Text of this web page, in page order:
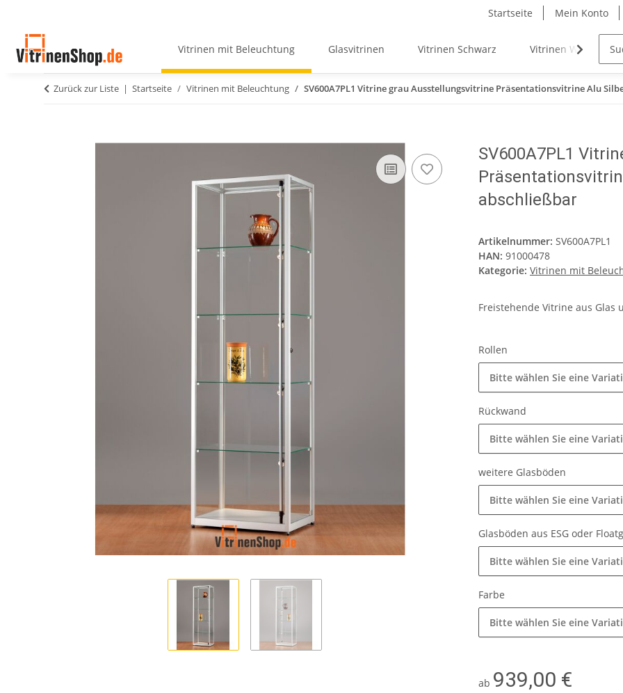
Startseite Mein Konto
Vitrinen mit Beleuchtung Glasvitrinen Vitrinen Schwarz Vitrinen Weiß
Zurück zur Liste Startseite Vitrinen mit Beleuchtung SV600A7PL1 Vitrine grau Ausstellungsvitrine Präsentationsvitrine Alu
SV600A7PL1
abschließbar
Artikelnummer: SV600A7PL1
HAN: 91000478
Kategorie: Vitrinen mit
Freistehende Vitrine aus Glas
Rollen
Bitte wählen Sie eine
Rückwand
Bitte wählen Sie eine
weitere Glasböden
Bitte wählen Sie eine
Glasböden aus ESG oder
Bitte wählen Sie eine
Farbe
Bitte wählen Sie eine
ab 939,00 €